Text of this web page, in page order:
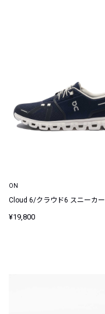
ON
Cloud 6/クラウド6 スニーカー
¥19,800